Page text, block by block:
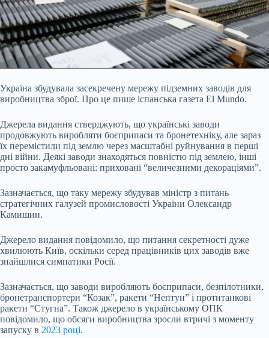
Україна збудувала засекречену мережу підземних заводів для
виробництва зброї. Про це пише іспанська газета El Mundo.
Джерела видання стверджують, що українські заводи
продовжують виробляти боєприпаси та бронетехніку, але зараз
їх перемістили під землю через масштабні руйнування в перші
дні війни. Деякі заводи знаходяться повністю під землею, інші
просто закамуфльовані: приховані “величезними декораціями”.
Зазначається, що таку мережу збудував міністр з питань
стратегічних галузей промисловості України Олександр
Камишин.
Джерело видання повідомило, що питання секретності дуже
хвилюють Київ, оскільки серед працівників цих заводів вже
знайшлися симпатики Росії.
Зазначається, що заводи виробляють боєприпаси, безпілотники,
бронетранспортери “Козак”, ракети “Нептун” і протитанкові
ракети “Стугна”. Також джерело в українському ОПК
повідомило, що обсяги виробництва зросли втричі з моменту
запуску в 2023 році.